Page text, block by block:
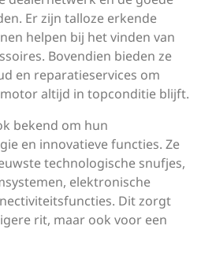
Er zijn talloze erkende
helpen bij het vinden van
Bovendien bieden ze
en reparatieservices om
altijd in topconditie blijft.
bekend om hun
en innovatieve functies. Ze
technologische snufjes,
elektronische
Dit zorgt
rit, maar ook voor een